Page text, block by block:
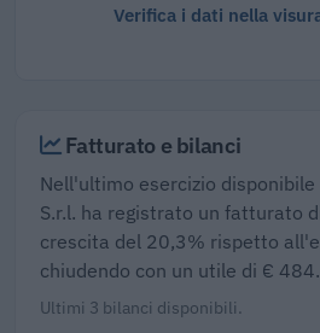
Verifica i dati nella
Fatturato e bilanci
Nell'ultimo esercizio
S.r.l. ha registrato un fatturato
crescita del 20,3% rispetto
chiudendo con un utile di €
Ultimi 3 bilanci disponibili.